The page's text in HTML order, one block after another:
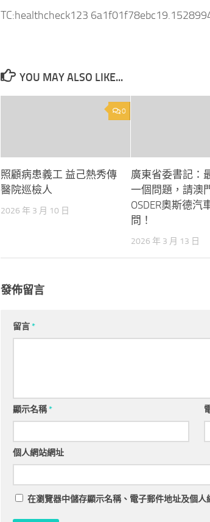
TC:healthcheck123
YOU MAY ALSO LIKE...
0
照顧病患義工 益己熱秀傳
醫院巡檢人
2026 年 3 月 10 日
廣東省委書記：
一個問題，請澳
OSDER奧斯德汽
問！
2026 年 3 月 13 日
發佈留言
留言*
顯示名稱*
個人網站網址
在瀏覽器中儲存顯示名稱、電子郵件地址及個